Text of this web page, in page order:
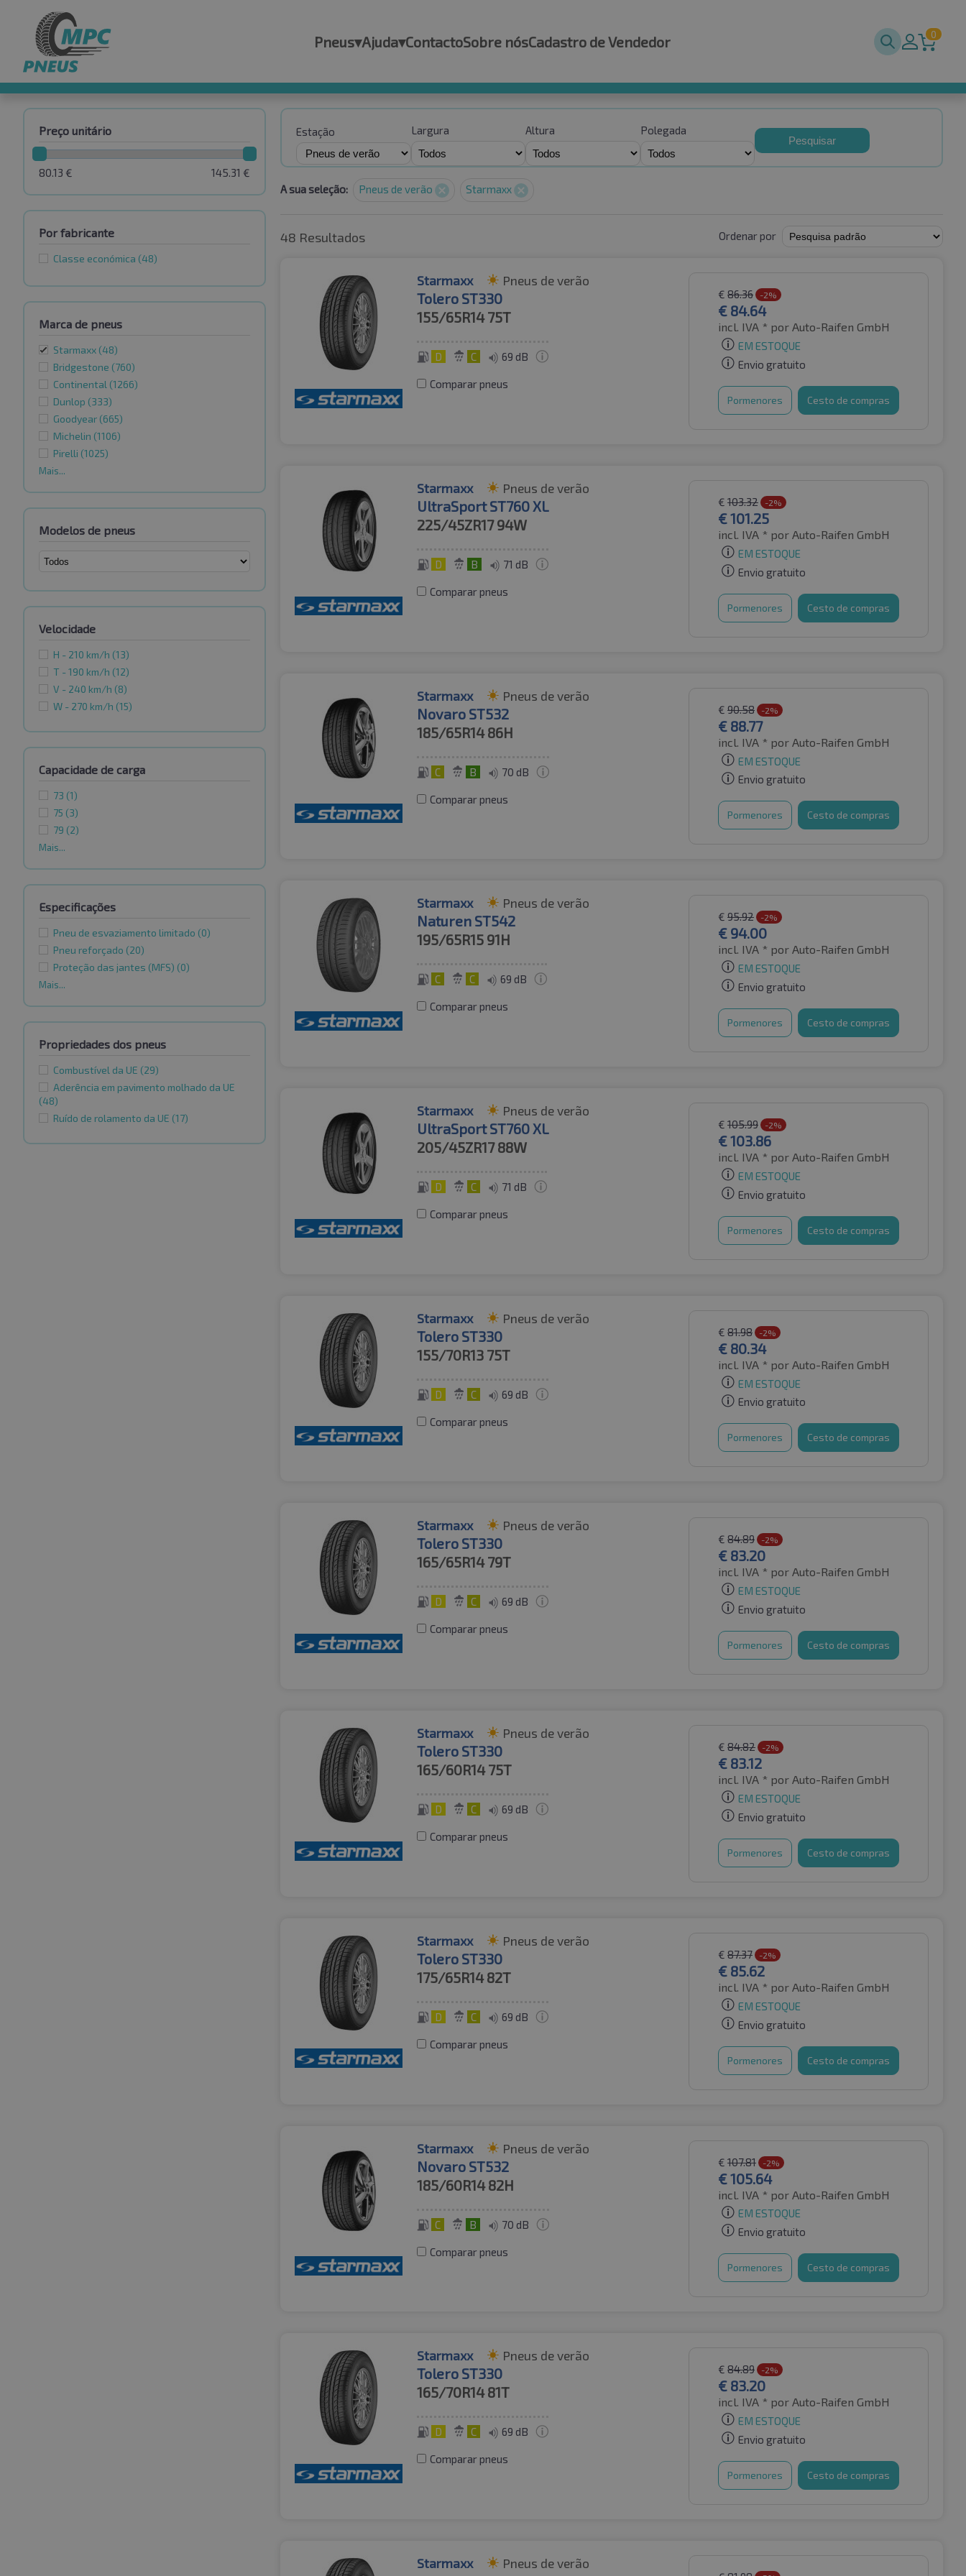
Pneus▾Ajuda▾ContactoSobre nósCadastro de Vendedor 0
Preço unitário
145.31 €
80.13 €
Por fabricante
Classe económica (48)
Marca de pneus
Starmaxx (48)
Bridgestone (760)
Continental (1266)
Dunlop (333)
Goodyear (665)
Michelin (1106)
Pirelli (1025)
Mais...
Modelos de pneus
Velocidade
H - 210 km/h (13)
T - 190 km/h (12)
V - 240 km/h (8)
W - 270 km/h (15)
Capacidade de carga
73 (1)
75 (3)
79 (2)
Mais...
Especificações
Pneu de esvaziamento limitado (0)
Pneu reforçado (20)
Proteção das jantes (MFS) (0)
Mais...
Propriedades dos pneus
Combustível da UE (29)
Aderência em pavimento molhado da UE
(48)
Ruído de rolamento da UE (17)
Estação Largura Altura Polegada
Pesquisar
A sua seleção: Pneus de verão Starmaxx
48 Resultados Ordenar por
Starmaxx Pneus de verão
Tolero ST330
155/65R1475T
D C 69 dB
Comparar pneus
€ 86.36 -2%
€ 84.64
incl. IVA * por Auto-Raifen GmbH
EM ESTOQUE
Envio gratuito
Pormenores Cesto de compras
Starmaxx Pneus de verão
UltraSport ST760 XL
225/45ZR1794W
D B 71 dB
Comparar pneus
€ 103.32 -2%
€101.25
incl. IVA * por Auto-Raifen GmbH
EM ESTOQUE
Envio gratuito
Pormenores Cesto de compras
Starmaxx Pneus de verão
Novaro ST532
185/65R1486H
C B 70 dB
Comparar pneus
€ 90.58 -2%
€ 88.77
incl. IVA * por Auto-Raifen GmbH
EM ESTOQUE
Envio gratuito
Pormenores Cesto de compras
Starmaxx Pneus de verão
Naturen ST542
195/65R15 91H
C C 69 dB
Comparar pneus
€ 95.92 -2%
€ 94.00
incl. IVA * por Auto-Raifen GmbH
EM ESTOQUE
Envio gratuito
Pormenores Cesto de compras
Starmaxx Pneus de verão
UltraSport ST760 XL
205/45ZR1788W
D C 71 dB
Comparar pneus
€ 105.99 -2%
€103.86
incl. IVA * por Auto-Raifen GmbH
EM ESTOQUE
Envio gratuito
Pormenores Cesto de compras
Starmaxx Pneus de verão
Tolero ST330
155/70R13 75T
D C 69 dB
Comparar pneus
€ 81.98 -2%
€ 80.34
incl. IVA * por Auto-Raifen GmbH
EM ESTOQUE
Envio gratuito
Pormenores Cesto de compras
Starmaxx Pneus de verão
Tolero ST330
165/65R1479T
D C 69 dB
Comparar pneus
€ 84.89 -2%
€ 83.20
incl. IVA * por Auto-Raifen GmbH
EM ESTOQUE
Envio gratuito
Pormenores Cesto de compras
Starmaxx Pneus de verão
Tolero ST330
165/60R1475T
D C 69 dB
Comparar pneus
€ 84.82 -2%
€ 83.12
incl. IVA * por Auto-Raifen GmbH
EM ESTOQUE
Envio gratuito
Pormenores Cesto de compras
Starmaxx Pneus de verão
Tolero ST330
175/65R1482T
D C 69 dB
Comparar pneus
€ 87.37 -2%
€ 85.62
incl. IVA * por Auto-Raifen GmbH
EM ESTOQUE
Envio gratuito
Pormenores Cesto de compras
Starmaxx Pneus de verão
Novaro ST532
185/60R1482H
C B 70 dB
Comparar pneus
€ 107.81 -2%
€105.64
incl. IVA * por Auto-Raifen GmbH
EM ESTOQUE
Envio gratuito
Pormenores Cesto de compras
Starmaxx Pneus de verão
Tolero ST330
165/70R1481T
D C 69 dB
Comparar pneus
€ 84.89 -2%
€ 83.20
incl. IVA * por Auto-Raifen GmbH
EM ESTOQUE
Envio gratuito
Pormenores Cesto de compras
Starmaxx Pneus de verão